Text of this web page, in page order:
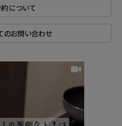
について
のお問い合わせ